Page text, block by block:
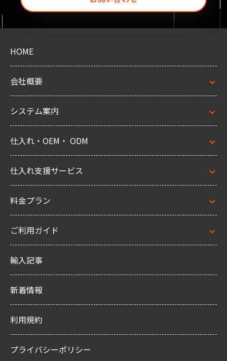
HOME
会社概要
システム案内
仕入れ・OEM・ ODM
仕入れ支援サービス
料金プラン
ご利用ガイド
輸入記事
新着情報
利用規約
プライバシーポリシー